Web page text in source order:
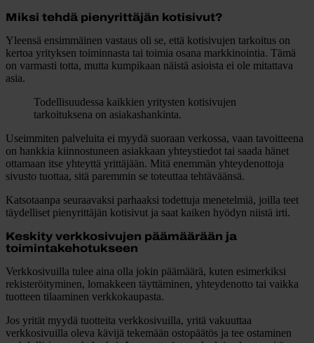
Miksi tehdä pienyrittäjän kotisivut?
Yleensä ensimmäinen vastaus oli se, että kotisivujen tarkoitus on
kertoa yrityksen toiminnasta tai toimia osana markkinointia. Tämä
on varmasti totta, mutta kumpikaan näistä asioista ei ole mitattava
asia.
Todellisuudessa kaikkien yritysten kotisivujen
tarkoituksena on asiakashankinta.
Useimmiten palveluita ei myydä suoraan verkossa, vaan tavoitteena
on hankkia kiinnostuneen asiakkaan yhteystiedot tai saada hänet
ottamaan itse yhteyttä yrittäjään. Mitä enemmän yhteydenottoja
sivusto tuottaa, sitä paremmin se toteuttaa tehtäväänsä.
Katsotaanpa seuraavaksi parhaaksi todettuja menetelmiä, joilla teet
täydelliset pienyrittäjän kotisivut ja saat kaiken hyödyn niistä irti.
Keskity verkkosivujen päämäärään ja
toimintakehotukseen
Verkkosivuilla tulee aina olla jokin päämäärä, kuten esimerkiksi
rekisteröityminen, lomakkeen täyttäminen, yhteydenotto tai vaikka
tuotteen tilaaminen verkkokaupasta.
Jos yrität myydä tuotteita verkkosivuilla, yritä vakuuttaa
verkkosivuilla oleva kävijä tekemään ostopäätös ja tee ostaminen